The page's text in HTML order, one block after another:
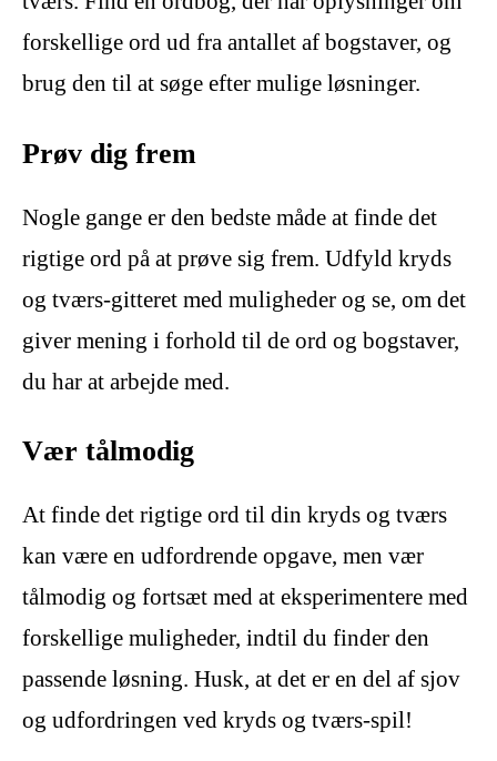
forskellige ord ud fra antallet af bogstaver, og
brug den til at søge efter mulige løsninger.
Prøv dig frem
Nogle gange er den bedste måde at finde det
rigtige ord på at prøve sig frem. Udfyld kryds
og tværs-gitteret med muligheder og se, om det
giver mening i forhold til de ord og bogstaver,
du har at arbejde med.
Vær tålmodig
At finde det rigtige ord til din kryds og tværs
kan være en udfordrende opgave, men vær
tålmodig og fortsæt med at eksperimentere med
forskellige muligheder, indtil du finder den
passende løsning. Husk, at det er en del af sjov
og udfordringen ved kryds og tværs-spil!